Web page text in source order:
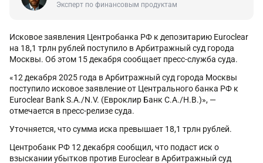
Эксперт по финансовым продуктам
Исковое заявления Центробанка РФ к депозитарию Euroclear
на 18,1 трлн рублей поступило в Арбитражный суд города
Москвы. Об этом 15 декабря сообщает пресс-служба суда.
«12 декабря 2025 года в Арбитражный суд города Москвы
поступило исковое заявление от Центрального банка РФ к
Euroclear Bank S.A./N.V. (Евроклир Банк С.А./Н.В.)», —
отмечается в пресс-релизе суда.
Уточняется, что сумма иска превышает 18,1 трлн рублей.
Центробанк РФ 12 декабря сообщил, что подаст иск о
взыскании убытков против Euroclear в Арбитражный суд